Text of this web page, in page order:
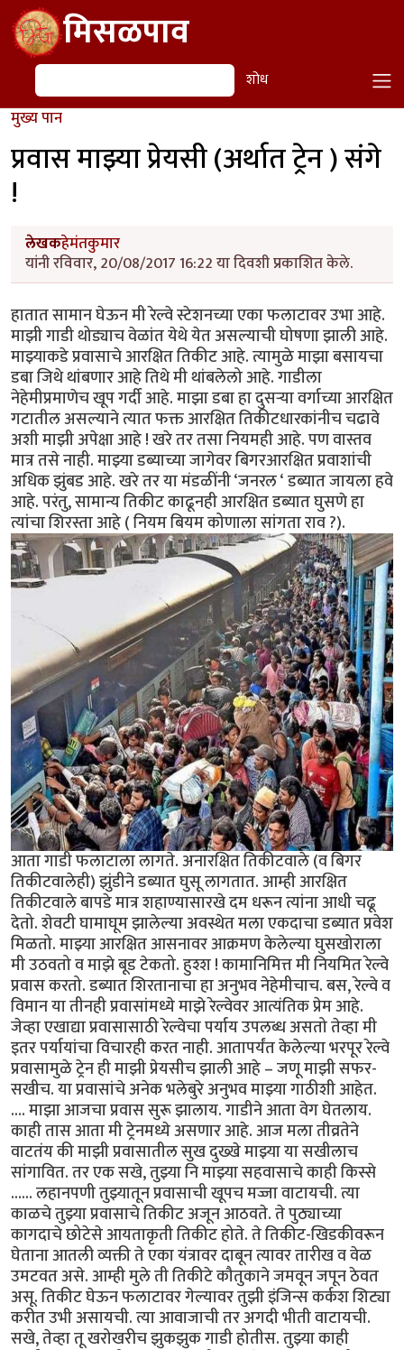
Skip to main contentमिसळपाव
शोध शोध
मुख्य पान
प्रवास माझ्या प्रेयसी (अर्थात ट्रेन ) संगे
!
लेखकहेमंतकुमार
यांनी रविवार, 20/08/2017 16:22 या दिवशी प्रकाशित केले.
हातात सामान घेऊन मी रेल्वे स्टेशनच्या एका फलाटावर उभा आहे.
माझी गाडी थोड्याच वेळांत येथे येत असल्याची घोषणा झाली आहे.
माझ्याकडे प्रवासाचे आरक्षित तिकीट आहे. त्यामुळे माझा बसायचा
डबा जिथे थांबणार आहे तिथे मी थांबलेलो आहे. गाडीला
नेहेमीप्रमाणेच खूप गर्दी आहे. माझा डबा हा दुसऱ्या वर्गाच्या आरक्षित
गटातील असल्याने त्यात फक्त आरक्षित तिकीटधारकांनीच चढावे
अशी माझी अपेक्षा आहे ! खरे तर तसा नियमही आहे. पण वास्तव
मात्र तसे नाही. माझ्या डब्याच्या जागेवर बिगरआरक्षित प्रवाशांची
अधिक झुंबड आहे. खरे तर या मंडळींनी ‘जनरल ‘ डब्यात जायला हवे
आहे. परंतु, सामान्य तिकीट काढूनही आरक्षित डब्यात घुसणे हा
त्यांचा शिरस्ता आहे ( नियम बियम कोणाला सांगता राव ?).
आता गाडी फलाटाला लागते. अनारक्षित तिकीटवाले (व बिगर
तिकीटवालेही) झुंडीने डब्यात घुसू लागतात. आम्ही आरक्षित
तिकीटवाले बापडे मात्र शहाण्यासारखे दम धरून त्यांना आधी चढू
देतो. शेवटी घामाघूम झालेल्या अवस्थेत मला एकदाचा डब्यात प्रवेश
मिळतो. माझ्या आरक्षित आसनावर आक्रमण केलेल्या घुसखोराला
मी उठवतो व माझे बूड टेकतो. हुश्श ! कामानिमित्त मी नियमित रेल्वे
प्रवास करतो. डब्यात शिरतानाचा हा अनुभव नेहेमीचाच. बस, रेल्वे व
विमान या तीनही प्रवासांमध्ये माझे रेल्वेवर आत्यंतिक प्रेम आहे.
जेव्हा एखाद्या प्रवासासाठी रेल्वेचा पर्याय उपलब्ध असतो तेव्हा मी
इतर पर्यायांचा विचारही करत नाही. आतापर्यंत केलेल्या भरपूर रेल्वे
प्रवासामुळे ट्रेन ही माझी प्रेयसीच झाली आहे – जणू माझी सफर-
सखीच. या प्रवासांचे अनेक भलेबुरे अनुभव माझ्या गाठीशी आहेत.
.... माझा आजचा प्रवास सुरू झालाय. गाडीने आता वेग घेतलाय.
काही तास आता मी ट्रेनमध्ये असणार आहे. आज मला तीव्रतेने
वाटतंय की माझी प्रवासातील सुख दुख्खे माझ्या या सखीलाच
सांगावित. तर एक सखे, तुझ्या नि माझ्या सहवासाचे काही किस्से
...... लहानपणी तुझ्यातून प्रवासाची खूपच मज्जा वाटायची. त्या
काळचे तुझ्या प्रवासाचे तिकीट अजून आठवते. ते पुठ्याच्या
कागदाचे छोटेसे आयताकृती तिकीट होते. ते तिकीट-खिडकीवरून
घेताना आतली व्यक्ती ते एका यंत्रावर दाबून त्यावर तारीख व वेळ
उमटवत असे. आम्ही मुले ती तिकीटे कौतुकाने जमवून जपून ठेवत
असू. तिकीट घेऊन फलाटावर गेल्यावर तुझी इंजिन्स कर्कश शिट्या
करीत उभी असायची. त्या आवाजाची तर अगदी भीती वाटायची.
सखे, तेव्हा तू खरोखरीच झुकझुक गाडी होतीस. तुझ्या काही